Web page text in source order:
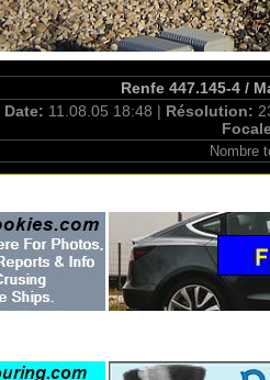
Renfe 447.145-4 /
Date: 11.08.05 18:48 | Résolution:
Nombre